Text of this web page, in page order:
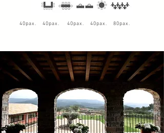
40pax. 40pax. 40pax. 40pax. 80pax.